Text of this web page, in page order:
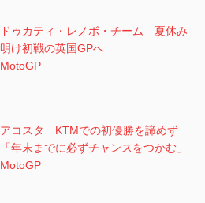
ドゥカティ・レノボ・チーム 夏休み
明け初戦の英国GPへ
MotoGP
アコスタ KTMでの初優勝を諦めず
「年末までに必ずチャンスをつかむ」
MotoGP